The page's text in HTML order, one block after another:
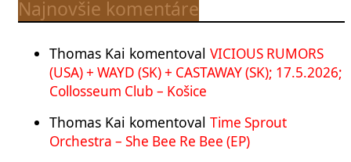
Najnovšie komentáre
Thomas Kai komentoval VICIOUS RUMORS
(USA) + WAYD (SK) + CASTAWAY (SK); 17.5.2026;
Collosseum Club – Košice
Thomas Kai komentoval Time Sprout
Orchestra – She Bee Re Bee (EP)